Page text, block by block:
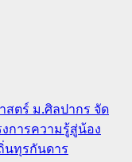
ตร์ ม.ศิลปากร จัด
การความรู้สู่น้อง
นทุรกันดาร